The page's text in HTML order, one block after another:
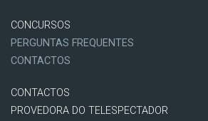
CONCURSOS
PERGUNTAS FREQUENTES
CONTACTOS
CONTACTOS
PROVEDORA DO TELESPECTADOR